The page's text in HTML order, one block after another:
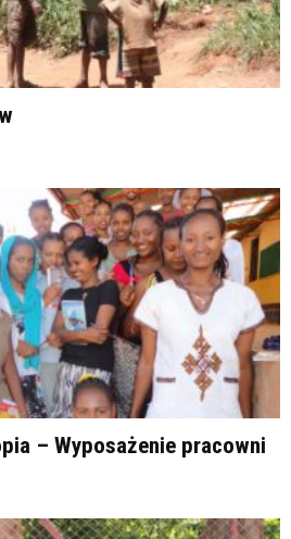
– Wyposażenie pracowni